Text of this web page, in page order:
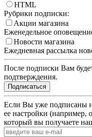
HTML
Рубрики подписки:
Акции магазина
Еженедельное
Новости магазина
Ежедневная рассылка
После подписки Вам
подтверждения.
Если Вы уже подписаны
ее настройки (например,
который вы получаете